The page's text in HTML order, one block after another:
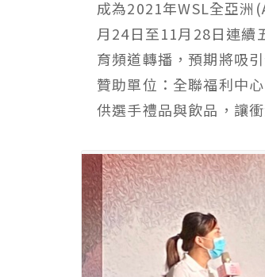
成為2021年WSL全亞洲
月24日至11月28日連續
育頻道轉播，預期將吸
贊助單位：全聯福利中
供選手禮品與飲品，讓